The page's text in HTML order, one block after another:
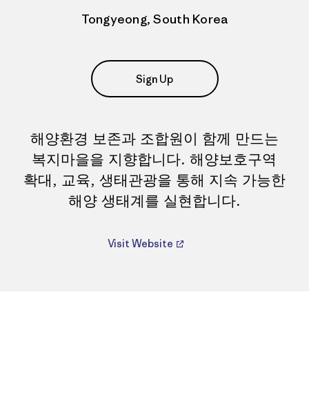
Tongyeong, South Korea
Sign Up
해양환경 보존과 조합원이 함께 만드는
복지마을을 지향합니다. 해양보호구역
확대, 교육, 생태관광을 통해 지속 가능한
해양 생태계를 실현합니다.
Visit Website